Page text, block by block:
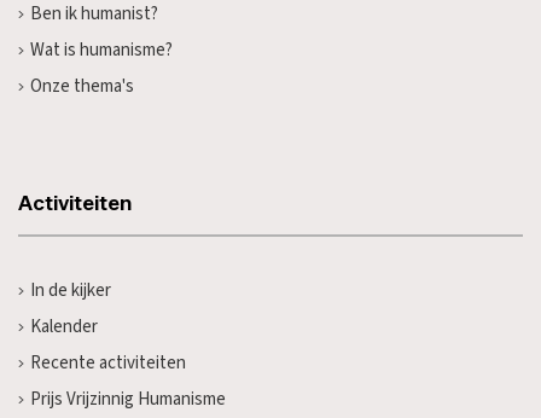
Ben ik humanist?
Wat is humanisme?
Onze thema's
Activiteiten
In de kijker
Kalender
Recente activiteiten
Prijs Vrijzinnig Humanisme